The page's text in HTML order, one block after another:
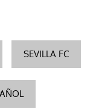
SEVILLA FC